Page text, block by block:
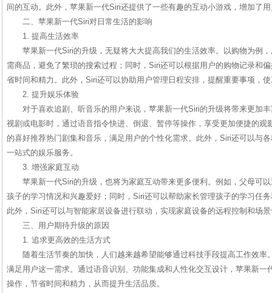
间的互动。此外，苹果新一代Siri还提供了一些有趣的互动小游戏，增加了
二、苹果新一代Siri对日常生活的影响
1. 提高生活效率
苹果新一代Siri的升级，无疑将大大提高我们的生活效率。以购物为例
需商品，避免了繁琐的搜索过程；同时，Siri还可以根据用户的购物记录和
省时间和精力。此外，Siri还可以协助用户管理日程安排，提醒重要事项，
2. 提升娱乐体验
对于喜欢追剧、听音乐的用户来说，苹果新一代Siri的升级将带来更加
视剧或电影时，通过语音指令快进、倒退、暂停等操作，享受更加便捷的观
的喜好推荐热门剧集和音乐，满足用户的个性化需求。此外，Siri还可以与
一站式的娱乐服务。
3. 增强家庭互动
苹果新一代Siri的升级，也将为家庭互动带来更多便利。例如，父母可
孩子的学习情况和兴趣爱好；同时，Siri还可以帮助家长管理孩子的学习任
此外，Siri还可以与智能家居设备进行联动，实现家庭设备的远程控制和场
三、用户期待升级的原因
1. 追求更高效的生活方式
随着生活节奏的加快，人们越来越希望能够通过科技手段提高工作效率
满足用户这一需求。通过语音识别、功能集成和人性化交互设计，苹果新一
操作，节省时间和精力，从而提升生活品质。